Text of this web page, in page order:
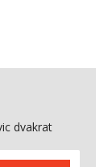
dvakrat